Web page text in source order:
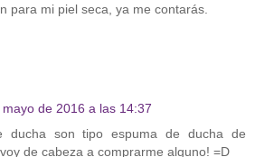
para mi piel seca, ya me contarás.
mayo de 2016 a las 14:37
ducha son tipo espuma de ducha de
de cabeza a comprarme alguno! =D